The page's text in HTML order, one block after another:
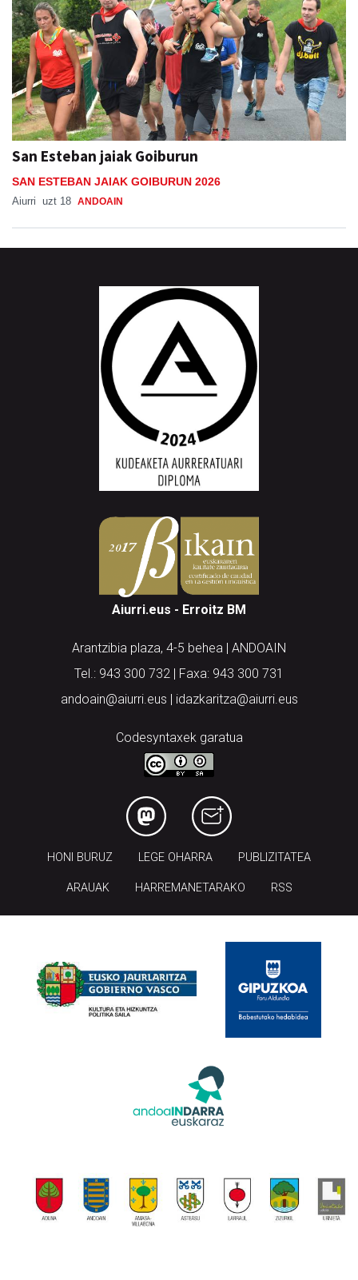
San Esteban jaiak Goiburun
SAN ESTEBAN JAIAK GOIBURUN 2026
Aiurri uzt 18 ANDOAIN
Aiurri.eus - Erroitz BM
Arantzibia plaza, 4-5 behea | ANDOAIN
Tel.: 943 300 732 | Faxa: 943 300 731
andoain@aiurri.eus | idazkaritza@aiurri.eus
Codesyntaxek garatua
HONI BURUZ LEGE OHARRA PUBLIZITATEA
ARAUAK HARREMANETARAKO RSS